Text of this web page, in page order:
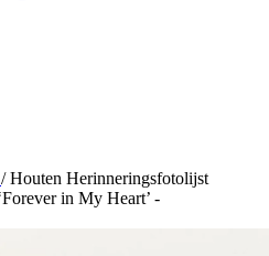
/ Houten Herinneringsfotolijst
in My Heart’ -